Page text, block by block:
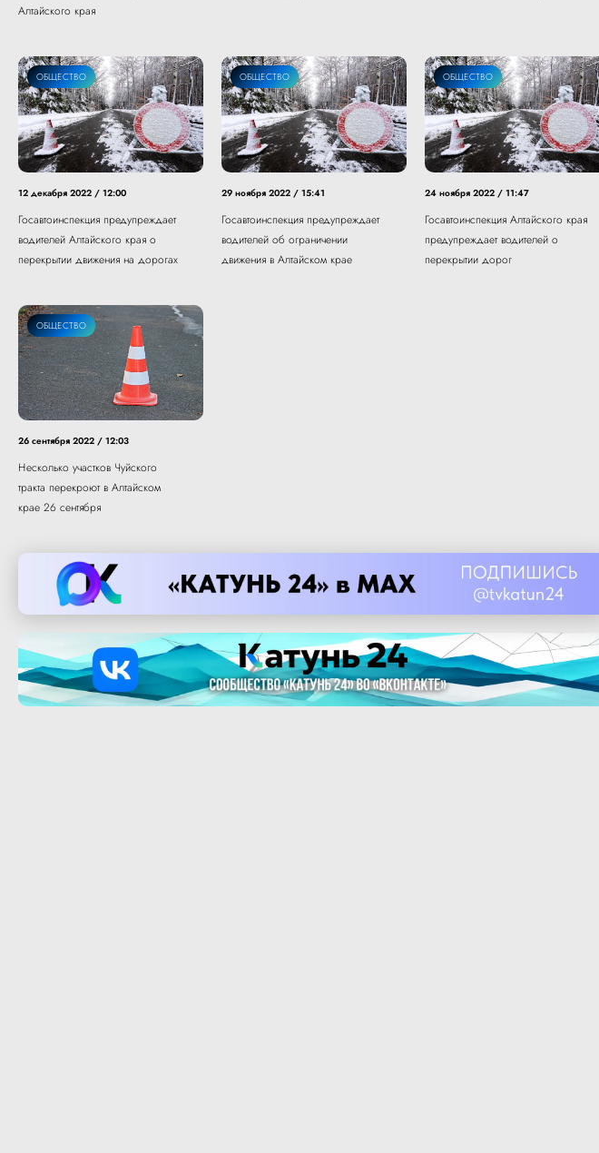
Алтайского края
ОБЩЕСТВО
12 декабря 2022 / 12:00
Госавтоинспекция предупреждает
водителей Алтайского края о
перекрытии движения на дорогах
ОБЩЕСТВО
29 ноября 2022 / 15:41
Госавтоинспекция предупреждает
водителей об ограничении
движения в Алтайском крае
ОБЩЕСТВО
24 ноября 2022 / 11:47
Госавтоинспекция Алтайского края
предупреждает водителей о
перекрытии дорог
ОБЩЕСТВО
26 сентября 2022 / 12:03
Несколько участков Чуйского
тракта перекроют в Алтайском
крае 26 сентября